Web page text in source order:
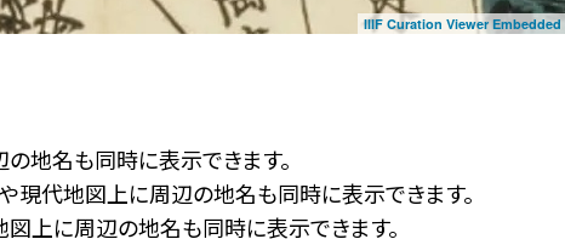
IIIF Curation Viewer Embedded
地名も同時に表示できます。
や現代地図上に周辺の地名も同時に表示できます。
図上に周辺の地名も同時に表示できます。